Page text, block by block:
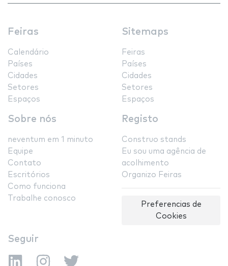
Feiras
Calendário
Países
Cidades
Setores
Espaços
Sitemaps
Feiras
Países
Cidades
Setores
Espaços
Sobre nós
neventum em 1 minuto
Equipe
Contato
Escritórios
Como funciona
Trabalhe conosco
Registo
Construo stands
Eu sou uma agência de
acolhimento
Organizo Feiras
Preferencias de
Cookies
Seguir